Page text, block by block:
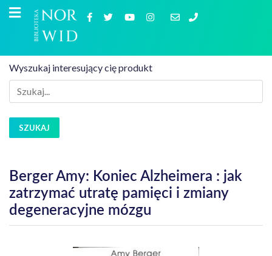
Wyszukaj interesujący cię produkt
SZUKAJ
Berger Amy: Koniec Alzheimera : jak
zatrzymać utratę pamięci i zmiany
degeneracyjne mózgu